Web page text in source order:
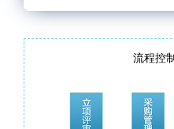
流程控